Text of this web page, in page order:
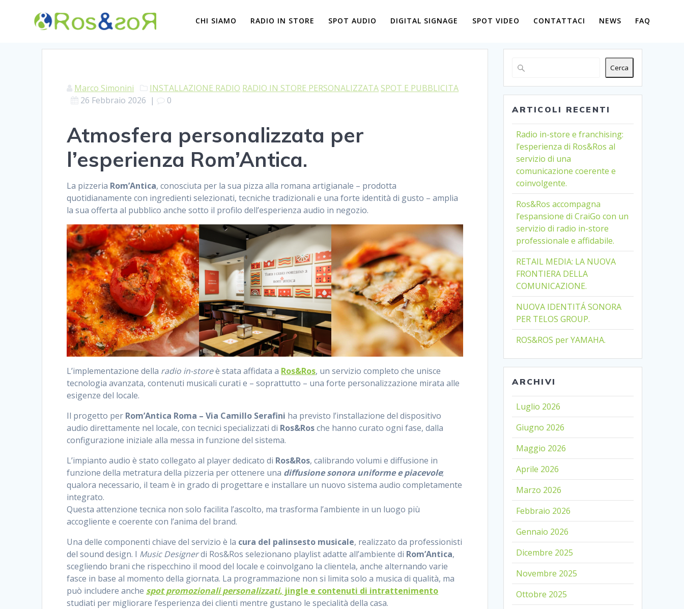
CHI SIAMO RADIO IN STORE SPOT AUDIO DIGITAL SIGNAGE SPOT VIDEO CONTATTACI NEWS FAQ
Marco Simonini INSTALLAZIONE RADIO RADIO IN STORE PERSONALIZZATA SPOT E PUBBLICITA
26 Febbraio 2026 | 0
Atmosfera personalizzata per
l’esperienza Rom’Antica.
La pizzeria Rom’Antica, conosciuta per la sua pizza alla romana artigianale – prodotta
quotidianamente con ingredienti selezionati, tecniche tradizionali e una forte identità di gusto – amplia
la sua offerta al pubblico anche sotto il profilo dell’esperienza audio in negozio.
L’implementazione della radio in-storeè stata affidata a Ros&Ros, un servizio completo che unisce
tecnologia avanzata, contenuti musicali curati e – soprattutto – una forte personalizzazione mirata alle
esigenze del locale.
Il progetto per Rom’Antica Roma – Via Camillo Serafini ha previsto l’installazione del dispositivo
audio direttamente nel locale, con tecnici specializzati di Ros&Rosche hanno curato ogni fase, dalla
configurazione iniziale alla messa in funzione del sistema.
L’impianto audio è stato collegato al player dedicato di Ros&Ros, calibrando volumi e diffusione in
funzione della metratura della pizzeria per ottenere una diffusione sonora uniforme e piacevole;
qualora necessario, il team è in grado di progettare e installare un nuovo sistema audio completamente
integrato.
Questa attenzione tecnica non solo facilita l’ascolto, ma trasforma l’ambiente in un luogo più
accogliente e coerente con l’anima del brand.
Una delle componenti chiave del servizio è la cura del palinsesto musicale, realizzato da professionisti
del sound design. I Music Designerdi Ros&Ros selezionano playlist adatte all’ambiente di Rom’Antica,
scegliendo brani che rispecchino il mood del locale e coinvolgano la clientela, anche alternando varie
fasce in base al momento della giornata. La programmazione non si limita solo a musica di qualità, ma
può includere anche spot promozionali personalizzati, jingle e contenuti di intrattenimento
studiati per migliorare l’esperienza dei clienti mentre gustano le specialità della casa.
Cerca
ARTICOLI RECENTI
Radio in-store e franchising:
l’esperienza di Ros&Ros al
servizio di una
comunicazione coerente e
coinvolgente.
Ros&Ros accompagna
l’espansione di CraiGo con un
servizio di radio in-store
professionale e affidabile.
RETAIL MEDIA: LA NUOVA
FRONTIERA DELLA
COMUNICAZIONE.
NUOVA IDENTITÁ SONORA
PER TELOS GROUP.
ROS&ROS per YAMAHA.
ARCHIVI
Luglio 2026
Giugno 2026
Maggio 2026
Aprile 2026
Marzo 2026
Febbraio 2026
Gennaio 2026
Dicembre 2025
Novembre 2025
Ottobre 2025